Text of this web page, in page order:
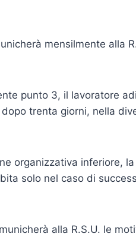
mensilmente alla
punto 3, il lavoratore
trenta giorni, nella
organizzativa inferiore,
solo nel caso di
alla R.S.U. le